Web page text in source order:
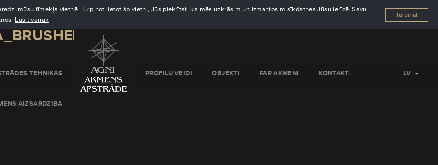
mūsu tīmekļa vietnē. Turpinot lietot šo vietni, Jūs piekrītat, ka mēs uzkrāsim un izmantosim sīkdatnes Jūsu ierīcē. Savu
Lasīt vairāk
Turpināt
TEHNIKAS
AIZSARDZĪBA
PROFILU VEIDI OBJEKTI PAR AKMENI KONTAKTI LV